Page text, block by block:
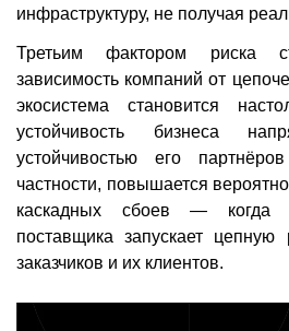
инфраструктуру, не получая
Третьим фактором риска
зависимость компаний от
экосистема становится
устойчивость бизнеса
устойчивостью его
частности, повышается
каскадных сбоев — когда
поставщика запускает
заказчиков и их клиентов.